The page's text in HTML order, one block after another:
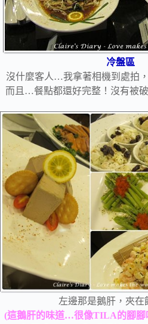
冷盤區
沒什麼客人…我拿著相機到處拍
而且…餐點都還好完整！沒有被
左邊那是鵝肝，夾在
(這鵝肝的味道…很像TILA的腳